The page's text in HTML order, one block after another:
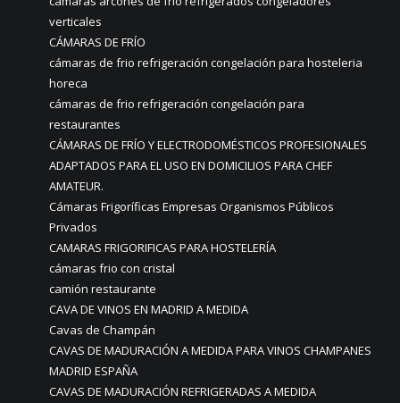
verticales
CÁMARAS DE FRÍO
cámaras de frio refrigeración congelación para hosteleria
horeca
cámaras de frio refrigeración congelación para
restaurantes
CÁMARAS DE FRÍO Y ELECTRODOMÉSTICOS PROFESIONALES
ADAPTADOS PARA EL USO EN DOMICILIOS PARA CHEF
AMATEUR.
Cámaras Frigoríficas Empresas Organismos Públicos
Privados
CAMARAS FRIGORIFICAS PARA HOSTELERÍA
cámaras frio con cristal
camión restaurante
CAVA DE VINOS EN MADRID A MEDIDA
Cavas de Champán
CAVAS DE MADURACIÓN A MEDIDA PARA VINOS CHAMPANES
MADRID ESPAÑA
CAVAS DE MADURACIÓN REFRIGERADAS A MEDIDA